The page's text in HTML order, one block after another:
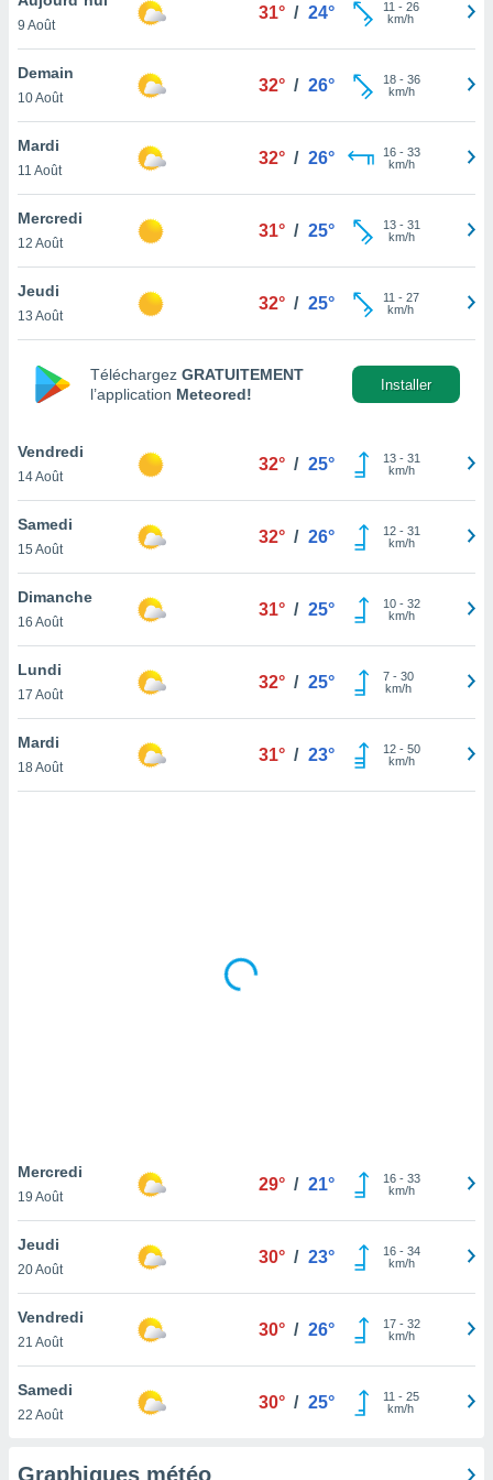
et
»,
au
vous
qu'ils
ou
le
ainsi
un
la
du
votre
à
en
le
notre
que
et que
9 Août
31° / 24° 11 - 26
km/h
Demain
10 Août
32° / 26° 18- 36
km/h
Mardi
11 Août
32° / 26° 16- 33
km/h
Mercredi
12 Août
31° / 25° 13- 31
km/h
Jeudi
13 Août
32° / 25° 11 - 27
km/h
Téléchargez GRATUITEMENT
l’application Meteored!
Installer
Vendredi
14 Août
32° / 25° 13- 31
km/h
Samedi
15 Août
32° / 26° 12- 31
km/h
Dimanche
16 Août
31° / 25° 10- 32
km/h
Lundi
17 Août
32° / 25° 7- 30
km/h
Mardi
18 Août
31° / 23° 12- 50
km/h
Mercredi
19 Août
29° / 21° 16- 33
km/h
Jeudi
20 Août
30° / 23° 16- 34
km/h
Vendredi
21 Août
30° / 26° 17- 32
km/h
Samedi
22 Août
30° / 25° 11 - 25
km/h
Graphiques météo